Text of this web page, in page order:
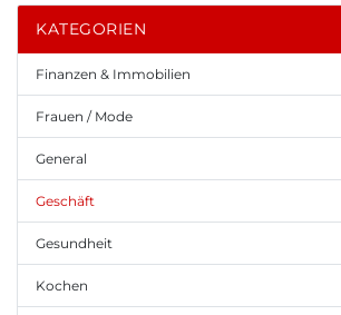
KATEGORIEN
Finanzen & Immobilien
Frauen / Mode
General
Geschäft
Gesundheit
Kochen